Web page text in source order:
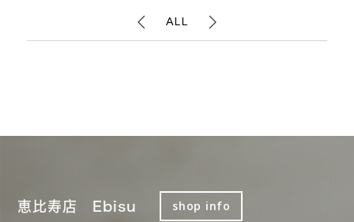
ALL
恵比寿店 Ebisu shop info